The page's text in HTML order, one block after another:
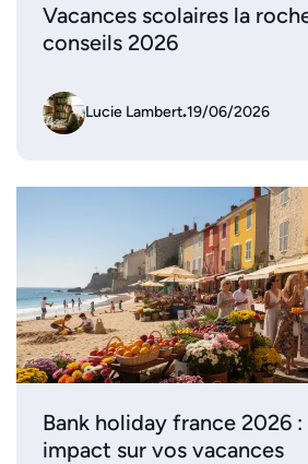
Vacances scolaires la
conseils 2026
Lucie Lambert.19/06/2026
Bank holiday france 2026
impact sur vos vacances